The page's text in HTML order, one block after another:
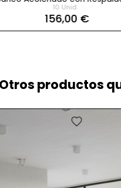
Tela Synery
156,00 €
Otros productos